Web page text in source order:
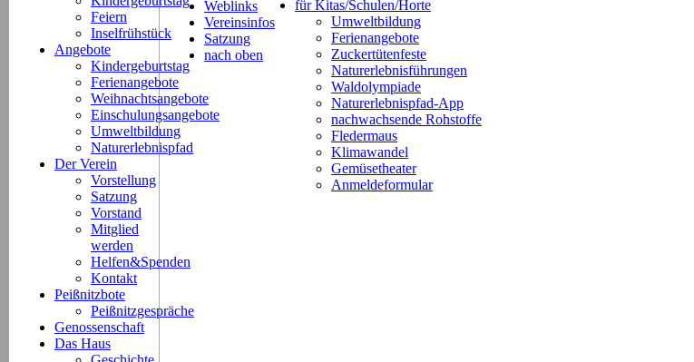
für Kitas/Schulen/Horte
Umweltbildung
Ferienangebote
Zuckertütenfeste
Naturerlebnisführungen
Waldolympiade
Naturerlebnispfad-App
nachwachsende Rohstoffe
Fledermaus
Klimawandel
Gemüsetheater
Anmeldeformular
Feiern
Inselfrühstück
Angebote
Kindergeburtstag
Ferienangebote
Weihnachtsangebote
Einschulungsangebote
Umweltbildung
Naturerlebnispfad
Der Verein
Vorstellung
Satzung
Vorstand
Mitglied
werden
Helfen&Spenden
Kontakt
Peißnitzbote
Peißnitzgespräche
Genossenschaft
Das Haus
Weblinks
Vereinsinfos
Satzung
nach oben